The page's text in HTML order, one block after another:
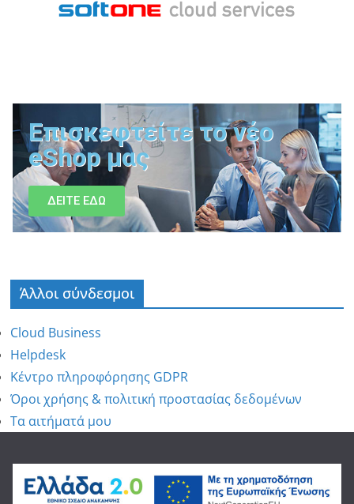
Επισκεφτείτε το νέο
eShop μας
ΔΕΙΤΕ ΕΔΩ
Άλλοι σύνδεσμοι
Cloud Business
Helpdesk
Κέντρο πληροφόρησης GDPR
Όροι χρήσης & πολιτική προστασίας δεδομένων
Τα αιτήματά μου